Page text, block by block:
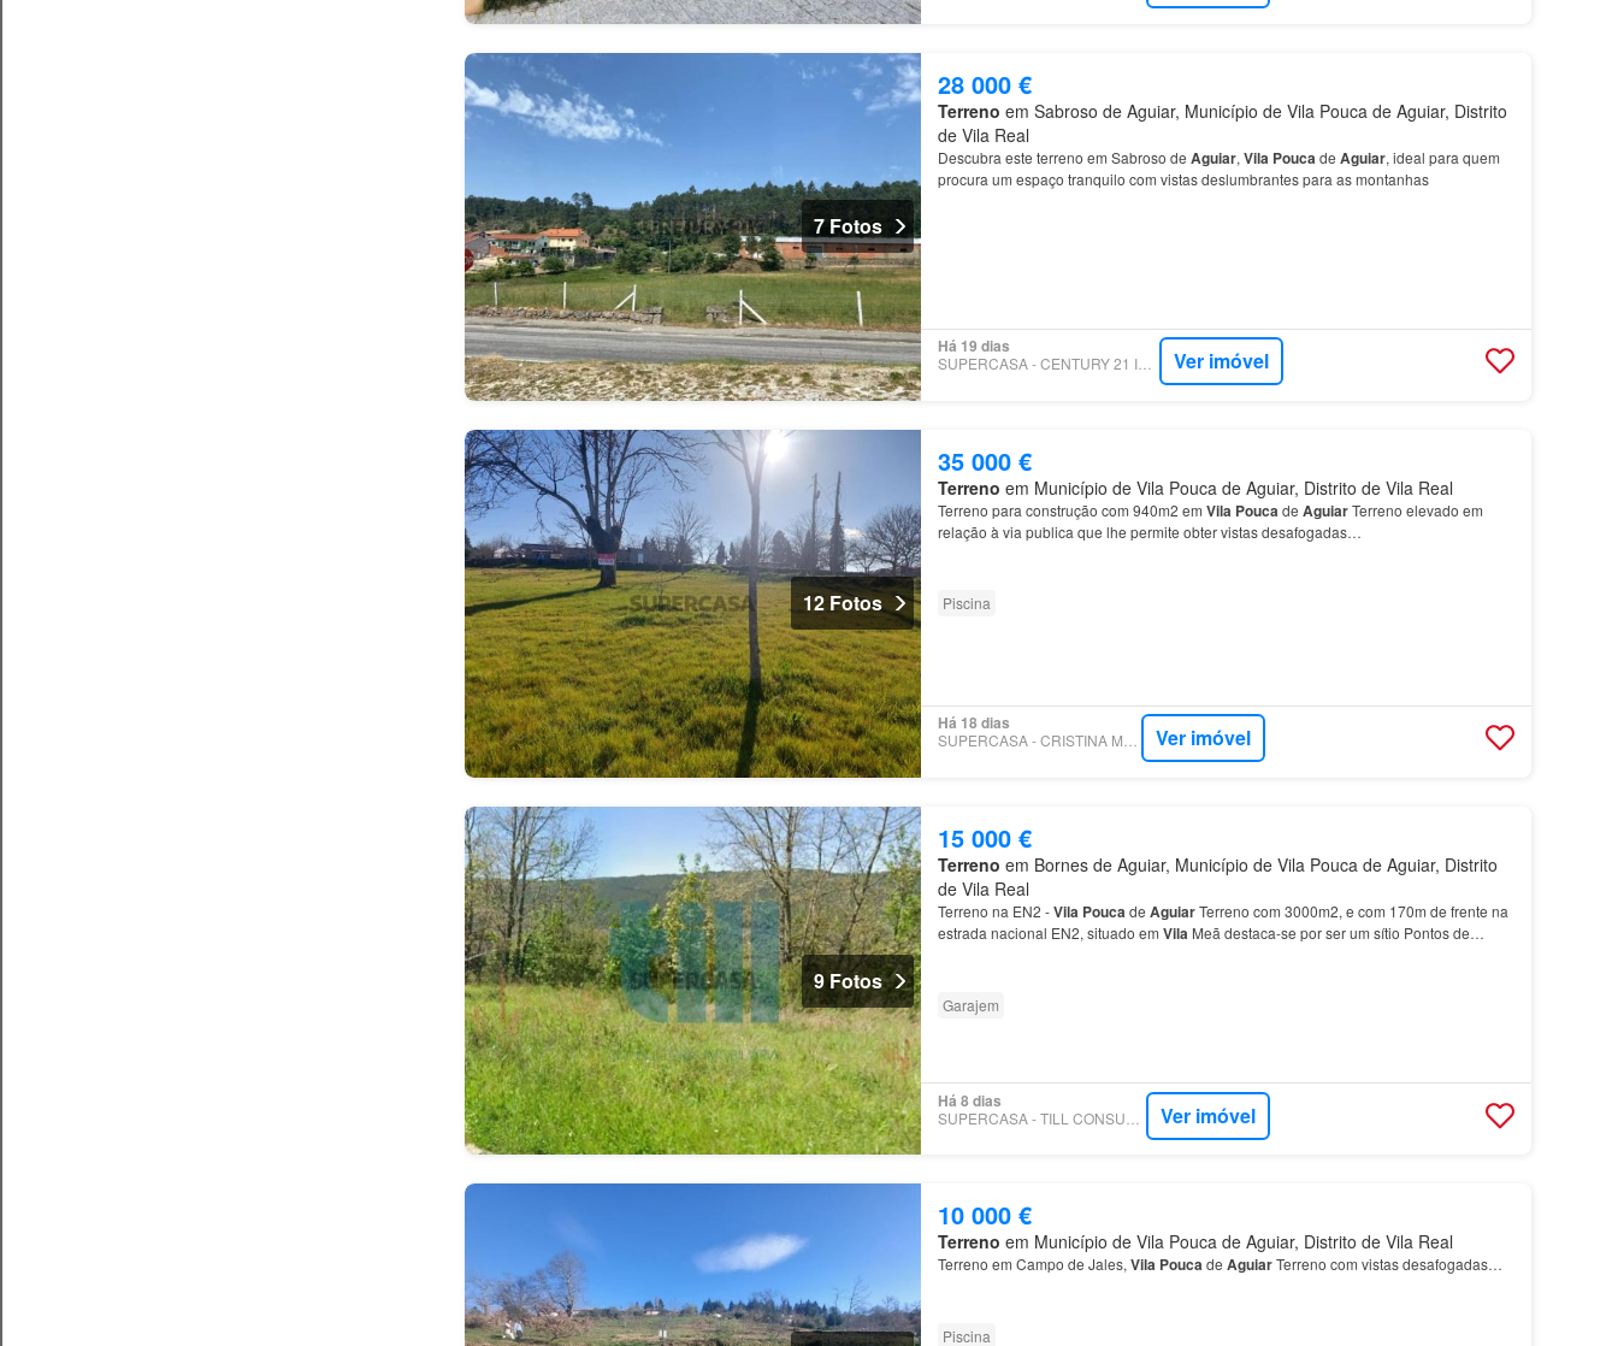
7 Fotos
28 000 €
Terreno em Sabroso de Aguiar, Município de Vila Pouca de Aguiar, Distrito
de Vila Real
Descubra este terreno em Sabroso de Aguiar, Vila Poucade Aguiar, ideal para quem
procura um espaço tranquilo com vistas deslumbrantes para as montanhas
Há 19 dias
SUPERCASA - CENTURY 21 ISIDORO ALVES - MEDIMERCADO Ver imóvel
12 Fotos
35 000 €
Terreno em Município de Vila Pouca de Aguiar, Distrito de Vila Real
Terreno para construção com 940m2 em Vila Poucade AguiarTerreno elevado em
relação à via publica que lhe permite obter vistas desafogadas…
Piscina
Há 18 dias
SUPERCASA - CRISTINA MOURA IMOBILIÁRIA Ver imóvel
9 Fotos
15 000 €
Terreno em Bornes de Aguiar, Município de Vila Pouca de Aguiar, Distrito
de Vila Real
Terreno na EN2 -Vila Poucade AguiarTerreno com 3000m2, e com 170m de frente na
estrada nacional EN2, situado em Vila Meã destaca-se por ser um sítio Pontos de
Garajem
Há 8 dias
Ver imóvel
10 000 €
Terreno em Município de Vila Pouca de Aguiar, Distrito de Vila Real
Terreno em Campo de Jales, Vila Poucade AguiarTerreno com vistas desafogadas…
Piscina